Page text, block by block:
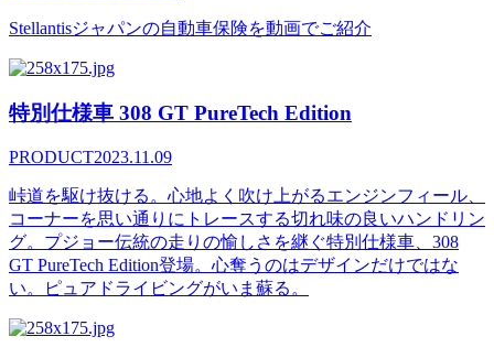
Stellantisジャパンの自動車保険を動画でご紹介
特別仕様車 308 GT PureTech Edition
PRODUCT2023.11.09
峠道を駆け抜ける。心地よく吹け上がるエンジンフィール、
コーナーを思い通りにトレースする切れ味の良いハンドリン
グ。プジョー伝統の走りの愉しさを継ぐ特別仕様車、308
GT PureTech Edition登場。心奪うのはデザインだけではな
い。ピュアドライビングがいま蘇る。